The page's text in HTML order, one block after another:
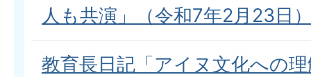
人も共演」（令和7年2月23日
教育長日記「アイヌ文化への